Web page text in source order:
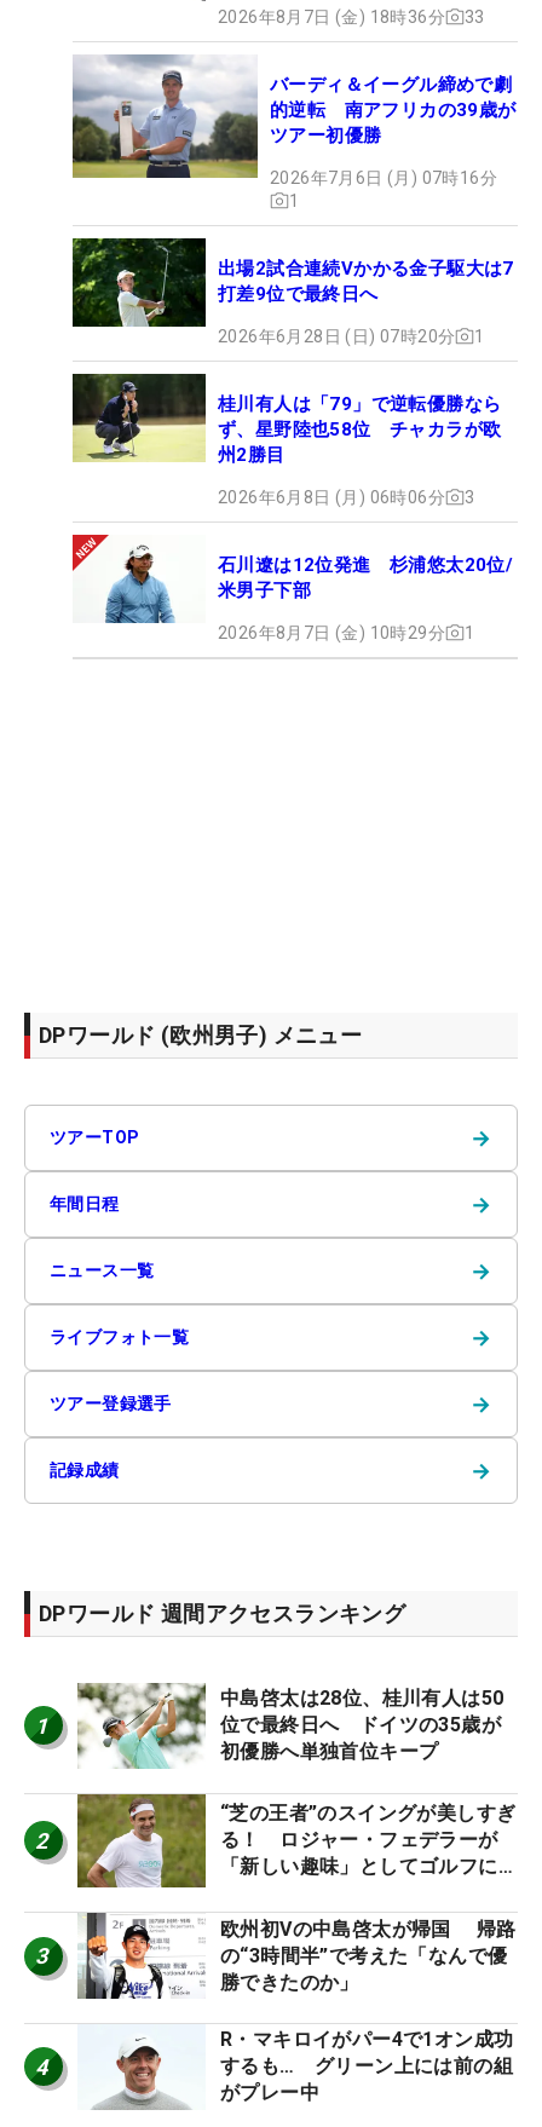
2026年8月7日 (金) 18時36分 33
バーディ＆イーグル締めで劇
的逆転 南アフリカの39歳が
ツアー初優勝
2026年7月6日 (月) 07時16分
1
出場2試合連続Vかかる金子駆大は7
打差9位で最終日へ
2026年6月28日 (日) 07時20分 1
桂川有人は「79」で逆転優勝なら
ず、星野陸也58位 チャカラが欧
州2勝目
2026年6月8日 (月) 06時06分 3
石川遼は12位発進 杉浦悠太20位/
米男子下部
2026年8月7日 (金) 10時29分 1
DPワールド (欧州男子) メニュー
ツアーTOP →
年間日程 →
ニュース一覧 →
ライブフォト一覧 →
ツアー登録選手 →
記録成績 →
DPワールド 週間アクセスランキング
1
中島啓太は28位、桂川有人は50
位で最終日へ ドイツの35歳が
初優勝へ単独首位キープ
2
“芝の王者”のスイングが美しすぎ
る！ ロジャー・フェデラーが
「新しい趣味」としてゴルフに挑
3
欧州初Vの中島啓太が帰国 帰路
の“3時間半”で考えた「なんで優
勝できたのか」
4
R・マキロイがパー4で1オン成功
するも… グリーン上には前の組
がプレー中